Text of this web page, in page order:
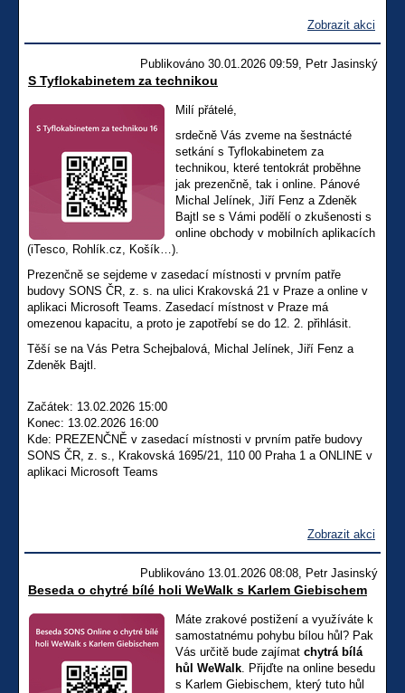
Zobrazit akci
Publikováno 30.01.2026 09:59, Petr Jasinský
S Tyflokabinetem za technikou
Milí přátelé,
srdečně Vás zveme na šestnácté
setkání s Tyflokabinetem za
technikou, které tentokrát proběhne
jak prezenčně, tak i online. Pánové
Michal Jelínek, Jiří Fenz a Zdeněk
Bajtl se s Vámi podělí o zkušenosti s
online obchody v mobilních aplikacích
(iTesco, Rohlík.cz, Košík…).
Prezenčně se sejdeme v zasedací místnosti v prvním patře
budovy SONS ČR, z. s. na ulici Krakovská 21 v Praze a online v
aplikaci Microsoft Teams. Zasedací místnost v Praze má
omezenou kapacitu, a proto je zapotřebí se do 12. 2. přihlásit.
Těší se na Vás Petra Schejbalová, Michal Jelínek, Jiří Fenz a
Zdeněk Bajtl.
Začátek: 13.02.2026 15:00
Konec: 13.02.2026 16:00
Kde: PREZENČNĚ v zasedací místnosti v prvním patře budovy
SONS ČR, z. s., Krakovská 1695/21, 110 00 Praha 1 a ONLINE v
aplikaci Microsoft Teams
Zobrazit akci
Publikováno 13.01.2026 08:08, Petr Jasinský
Beseda o chytré bílé holi WeWalk s Karlem Giebischem
Máte zrakové postižení a využíváte k
samostatnému pohybu bílou hůl? Pak
Vás určitě bude zajímat chytrá bílá
hůl WeWalk. Přijďte na online besedu
s Karlem Giebischem, který tuto hůl